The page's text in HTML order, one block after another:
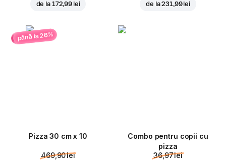
de la 172,99 lei de la231,99 lei
până la 26%
Pizza 30 cm x 10
469,90 lei
Combo pentru copii cu
pizza
36,97 lei